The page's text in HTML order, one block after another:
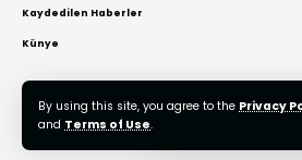
By using this site, you agree to the Privacy
and Terms of Use.
Kaydedilen Haberler
Künye
© 2022 Tasarım: AKTOR Bilişim. Tüm Hakları